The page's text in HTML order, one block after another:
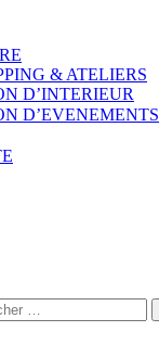
& ATELIERS
D’INTERIEUR
D’EVENEMENTS